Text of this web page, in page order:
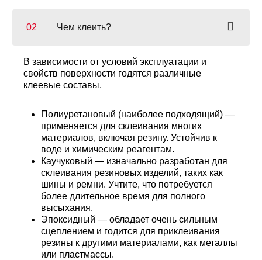
Чем клеить?
В зависимости от условий эксплуатации и
свойств поверхности годятся различные
клеевые составы.
Полиуретановый (наиболее подходящий) —
применяется для склеивания многих
материалов, включая резину. Устойчив к
воде и химическим реагентам.
Каучуковый — изначально разработан для
склеивания резиновых изделий, таких как
шины и ремни. Учтите, что потребуется
более длительное время для полного
высыхания.
Эпоксидный — обладает очень сильным
сцеплением и годится для приклеивания
резины к другими материалами, как металлы
или пластмассы.